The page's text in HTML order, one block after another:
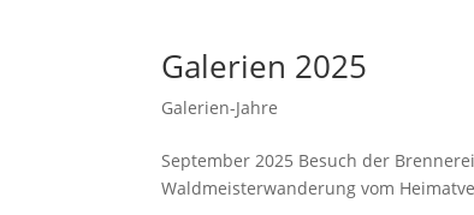
Galerien 2025
Galerien-Jahre
September 2025 Besuch der
Waldmeisterwanderung vom